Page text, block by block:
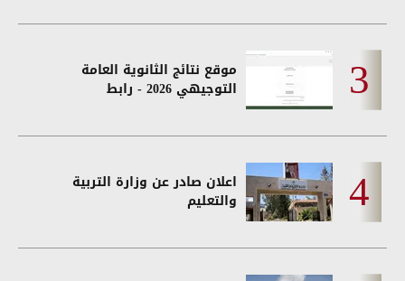
موقع نتائج الثانوية العامة
التوجيهي 2026 - رابط
اعلان صادر عن وزارة التربية
والتعليم